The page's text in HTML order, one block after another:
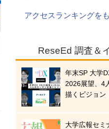
アクセスランキングを
ReseEd 調査＆
年末SP 大学
2026展望、4
描くビジョン
大学広報セミ